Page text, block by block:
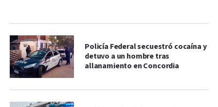
Policía Federal secuestró cocaína y
detuvo a un hombre tras
allanamiento en Concordia